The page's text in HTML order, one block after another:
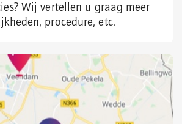
Wij vertellen u graag meer
procedure, etc.